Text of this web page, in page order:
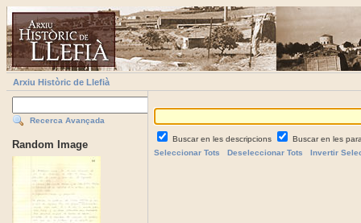
Arxiu Històric de Llefià
Recerca Avançada
Random Image Buscar en les descripcions
Buscar en les
Seleccionar Tots
Deseleccionar Tots Invertir